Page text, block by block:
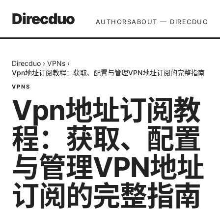
Direcduo AUTHORSABOUT — DIRECDUO
Direcduo › VPNs ›
Vpn地址订阅教程：获取、配置与管理VPN地址订阅的完整指南
VPNS
Vpn地址订阅教
程：获取、配置
与管理VPN地址
订阅的完整指南